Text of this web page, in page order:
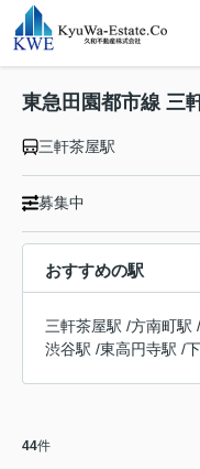
東急田園都市線 三
三軒茶屋駅
募集中
おすすめの駅
三軒茶屋駅 /方南町駅 /
渋谷駅 /東高円寺駅 /
44件